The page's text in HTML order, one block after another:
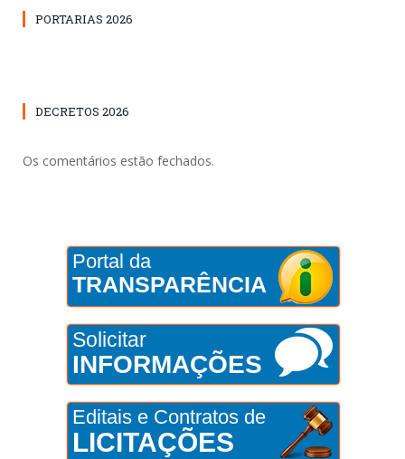
PORTARIAS 2026
DECRETOS 2026
Os comentários estão fechados.
Portal da
TRANSPARÊNCIA
Solicitar
INFORMAÇÕES
Editais e Contratos de
LICITAÇÕES